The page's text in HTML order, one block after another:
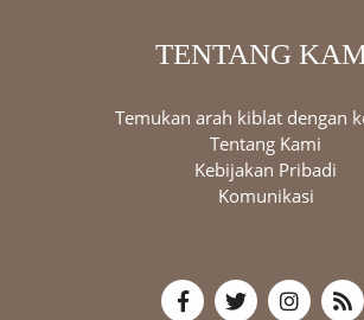
TENTANG
Temukan arah kiblat dengan
Tentang Kami
Kebijakan Pribadi
Komunikasi